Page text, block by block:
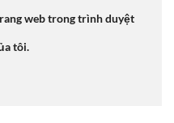
web trong trình duyệt
tôi.